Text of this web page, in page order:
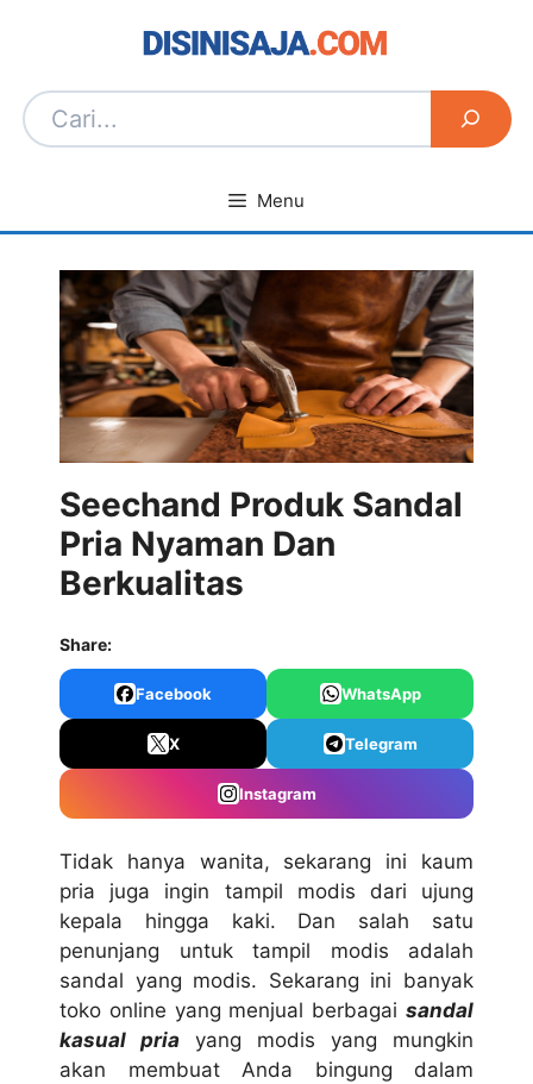
Menu
Seechand Produk Sandal
Pria Nyaman Dan
Berkualitas
Share:
Facebook WhatsApp
X Telegram
Instagram
Tidak hanya wanita, sekarang ini kaum
pria juga ingin tampil modis dari ujung
kepala hingga kaki. Dan salah satu
penunjang untuk tampil modis adalah
sandal yang modis. Sekarang ini banyak
toko online yang menjual berbagai sandal
kasual pria yang modis yang mungkin
akan membuat Anda bingung dalam